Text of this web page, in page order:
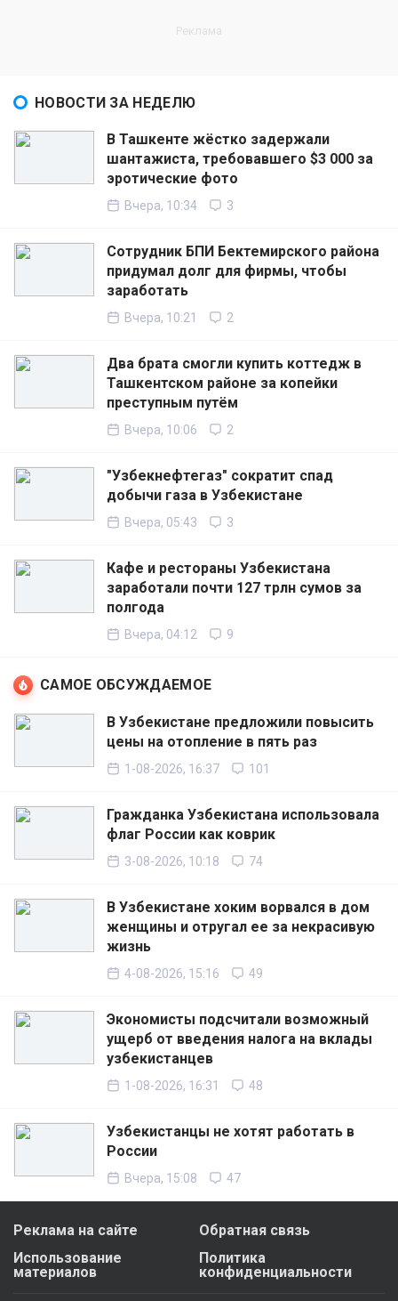
НОВОСТИ ЗА НЕДЕЛЮ
В Ташкенте жёстко задержали
шантажиста, требовавшего $3 000 за
эротические фото
Вчера, 10:34 3
Сотрудник БПИ Бектемирского района
придумал долг для фирмы, чтобы
заработать
Вчера, 10:21 2
Два брата смогли купить коттедж в
Ташкентском районе за копейки
преступным путём
Вчера, 10:06 2
"Узбекнефтегаз" сократит спад
добычи газа в Узбекистане
Вчера, 05:43 3
Кафе и рестораны Узбекистана
заработали почти 127 трлн сумов за
полгода
Вчера, 04:12 9
САМОЕ ОБСУЖДАЕМОЕ
В Узбекистане предложили повысить
цены на отопление в пять раз
1-08-2026, 16:37 101
Гражданка Узбекистана использовала
флаг России как коврик
3-08-2026, 10:18 74
В Узбекистане хоким ворвался в дом
женщины и отругал ее за некрасивую
жизнь
4-08-2026, 15:16 49
Экономисты подсчитали возможный
ущерб от введения налога на вклады
узбекистанцев
1-08-2026, 16:31 48
Узбекистанцы не хотят работать в
России
Вчера, 15:08 47
Реклама на сайте
Обратная связь
Использование
материалов
Политика
конфиденциальности